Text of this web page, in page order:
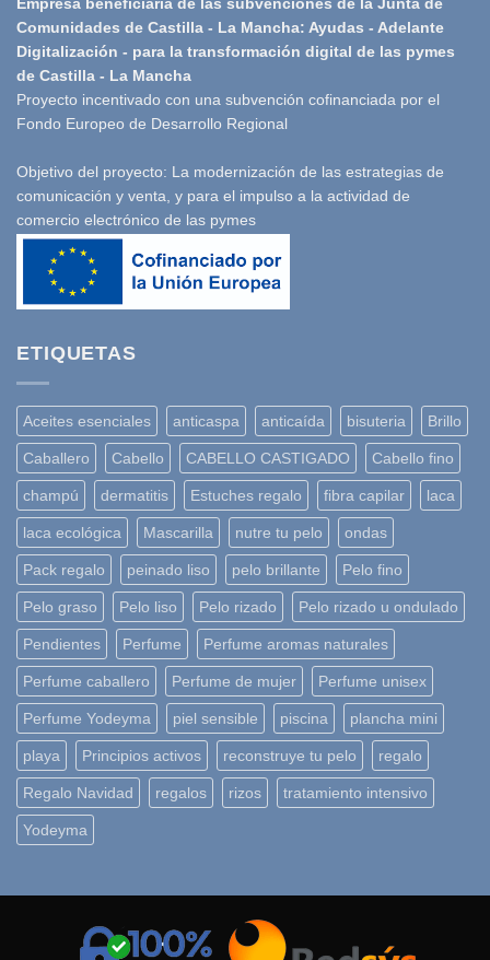
Comunidades de Castilla - La Mancha: Ayudas - Adelante
Digitalización - para la transformación digital de las pymes
de Castilla - La Mancha
Proyecto incentivado con una subvención cofinanciada por el
Fondo Europeo de Desarrollo Regional
Objetivo del proyecto: La modernización de las estrategias de
comunicación y venta, y para el impulso a la actividad de
comercio electrónico de las pymes
ETIQUETAS
Aceites esenciales anticaspa anticaída bisuteria Brillo
Caballero Cabello CABELLO CASTIGADO Cabello fino
champú dermatitis Estuches regalo fibra capilar laca
laca ecológica Mascarilla nutre tu pelo ondas
Pack regalo peinado liso pelo brillante Pelo fino
Pelo graso Pelo liso Pelo rizado Pelo rizado u ondulado
Pendientes Perfume Perfume aromas naturales
Perfume caballero Perfume de mujer Perfume unisex
Perfume Yodeyma piel sensible piscina plancha mini
playa Principios activos reconstruye tu pelo regalo
Regalo Navidad regalos rizos tratamiento intensivo
Yodeyma